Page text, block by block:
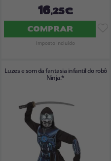
16,25€
COMPRAR
Imposto Incluído
Luzes e som da fantasia infantil do robô
Ninja.*